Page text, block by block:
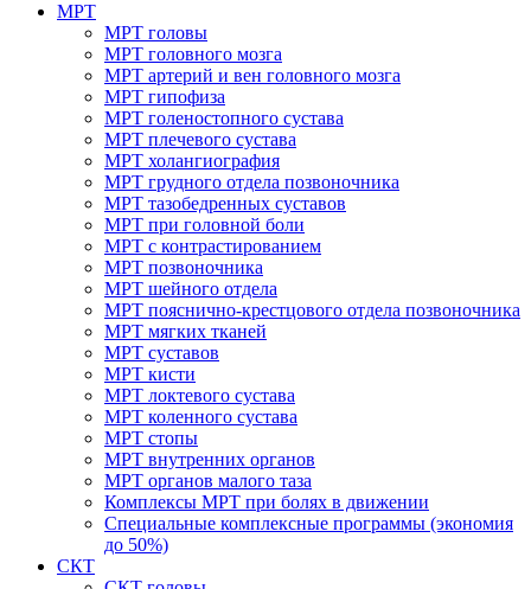
МРТ
МРТ головы
МРТ головного мозга
МРТ артерий и вен головного мозга
МРТ гипофиза
МРТ голеностопного сустава
МРТ плечевого сустава
МРТ холангиография
МРТ грудного отдела позвоночника
МРТ тазобедренных суставов
МРТ при головной боли
МРТ с контрастированием
МРТ позвоночника
МРТ шейного отдела
МРТ пояснично-крестцового отдела позвоночника
МРТ мягких тканей
МРТ суставов
МРТ кисти
МРТ локтевого сустава
МРТ коленного сустава
МРТ стопы
МРТ внутренних органов
МРТ органов малого таза
Комплексы МРТ при болях в движении
Специальные комплексные программы (экономия
до 50%)
СКТ